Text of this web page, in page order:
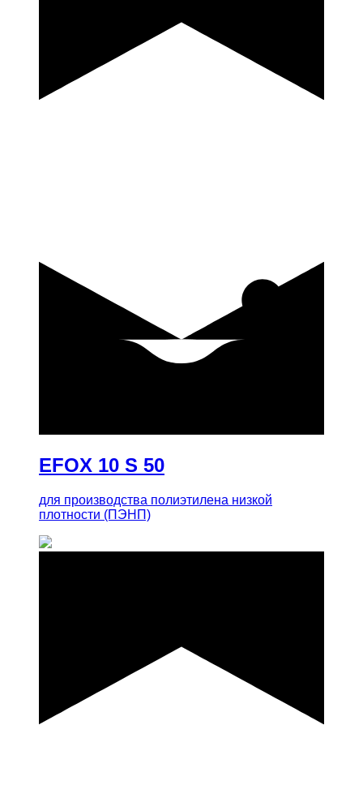
EFOX 10 S 50
для производства полиэтилена низкой
плотности (ПЭНП)